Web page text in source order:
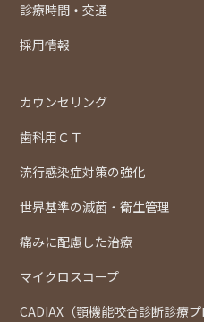
診療時間・交通
採用情報
カウンセリング
歯科用ＣＴ
流行感染症対策の強化
世界基準の滅菌・衛生管理
痛みに配慮した治療
マイクロスコープ
CADIAX（顎機能咬合診断診療プ